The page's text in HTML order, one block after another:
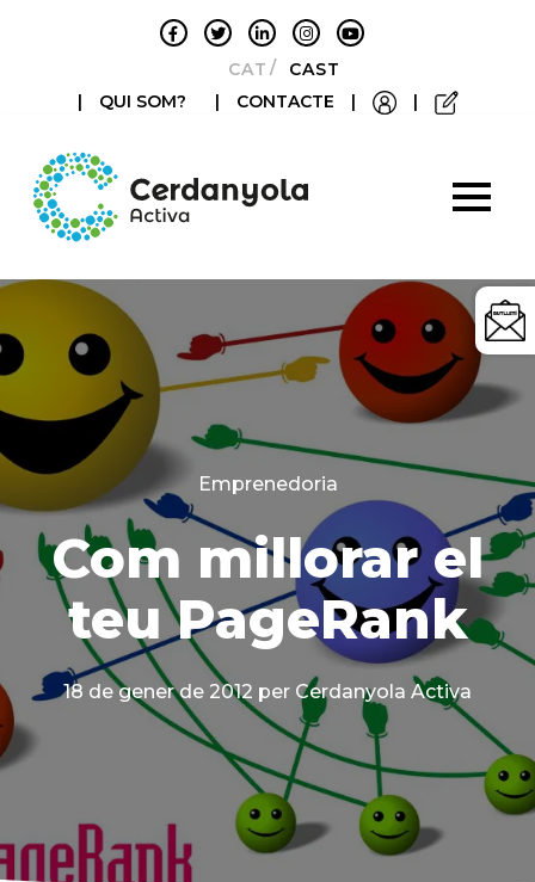
CATALÀCASTELLANO
|
QUI SOM? | CONTACTE | |
Categories
Emprenedoria
Com millorar el
teu PageRank
18 de gener de 2012 per Cerdanyola Activa